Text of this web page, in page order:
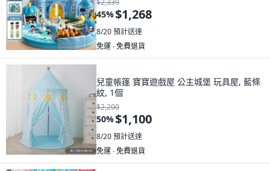
$2,339
45%$1,268
8/20預計送達
免運 ∙ 免費退貨
兒童帳篷 寶寶遊戲屋 公主城堡 玩具屋, 藍條
紋, 1個
$2,200
50%$1,100
8/20預計送達
免運 ∙ 免費退貨